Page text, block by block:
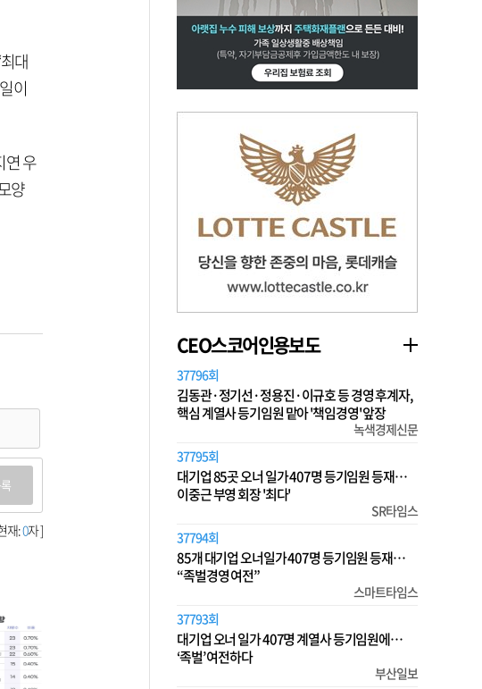
대
이
연 우
양
재:0자 ]
CEO스코어인용보도
37796회
김동관·정기선·정용진·이규호 등 경영 후계자,
핵심 계열사 등기임원 맡아 '책임경영' 앞장
녹색경제신문
37795회
대기업 85곳 오너 일가 407명 등기임원 등재…
이중근 부영 회장 '최다'
SR타임스
37794회
85개 대기업 오너일가 407명 등기임원 등재…
“족벌경영 여전”
스마트타임스
37793회
대기업 오너 일가 407명 계열사 등기임원에…
‘족벌’ 여전하다
부산일보